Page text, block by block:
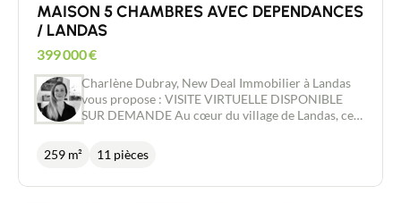
MAISON 5 CHAMBRES AVEC DEPENDANCES
/ LANDAS
399 000€
Charlène Dubray, New Deal Immobilier à Landas
vous propose : VISITE VIRTUELLE DISPONIBLE
SUR DEMANDE Au cœur du village de Landas, cet
potentiel. Il se compose d'une maison d'habitation,
de deux chambres d'hôtes ou studios, d'un espace
259 m² 11 pièces